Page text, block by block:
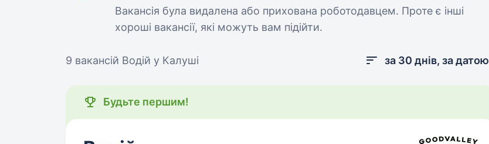
Вакансія була видалена або прихована роботодавцем. Проте є інші
хороші вакансії, які можуть вам підійти.
9 вакансій Водій у Калуші за 30 днів, за датою
Будьте першим!